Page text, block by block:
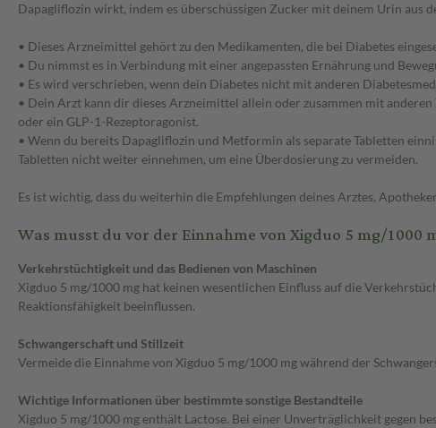
Dapagliflozin wirkt, indem es überschüssigen Zucker mit deinem Urin
• Dieses Arzneimittel gehört zu den Medikamenten, die bei Diabetes
• Du nimmst es in Verbindung mit einer angepassten Ernährung und
• Es wird verschrieben, wenn dein Diabetes nicht mit anderen
• Dein Arzt kann dir dieses Arzneimittel allein oder zusammen mit
oder ein GLP-1-Rezeptoragonist.
• Wenn du bereits Dapagliflozin und Metformin als separate Tabletten
Tabletten nicht weiter einnehmen, um eine Überdosierung zu vermeiden.
Es ist wichtig, dass du weiterhin die Empfehlungen deines Arztes,
Was musst du vor der Einnahme von Xigduo 5 mg/1000
Verkehrstüchtigkeit und das Bedienen von Maschinen
Xigduo 5 mg/1000 mg hat keinen wesentlichen Einfluss auf die
Reaktionsfähigkeit beeinflussen.
Schwangerschaft und Stillzeit
Vermeide die Einnahme von Xigduo 5 mg/1000 mg während der
Wichtige Informationen über bestimmte sonstige Bestandteile
Xigduo 5 mg/1000 mg enthält Lactose. Bei einer Unverträglichkeit gegen